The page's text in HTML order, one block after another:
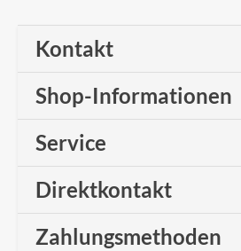
Kontakt
Shop-Informationen
Service
Direktkontakt
Zahlungsmethoden